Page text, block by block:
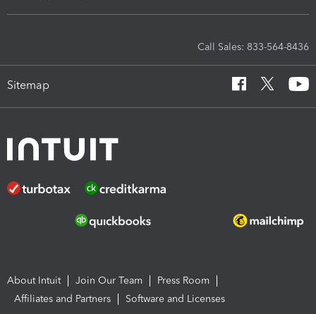
Call Sales: 833-564-8436
Sitemap
About Intuit Join Our Team
Press Room
Affiliates and Partners
Software and Licenses